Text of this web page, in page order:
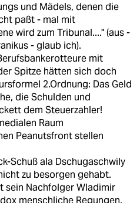
und Mädels, denen die
paßt - mal mit
wird zum Tribunal...." (aus -
- glaub ich).
mit
Spitze hätten sich doch
2.Ordnung: Das Geld
die Schulden und
dem Steuerzahler!
Raum
Peanutsfront stellen
Schuß ala Dschugaschwily
zu besorgen gehabt.
sein Nachfolger Wladimir
menschliche Regungen.